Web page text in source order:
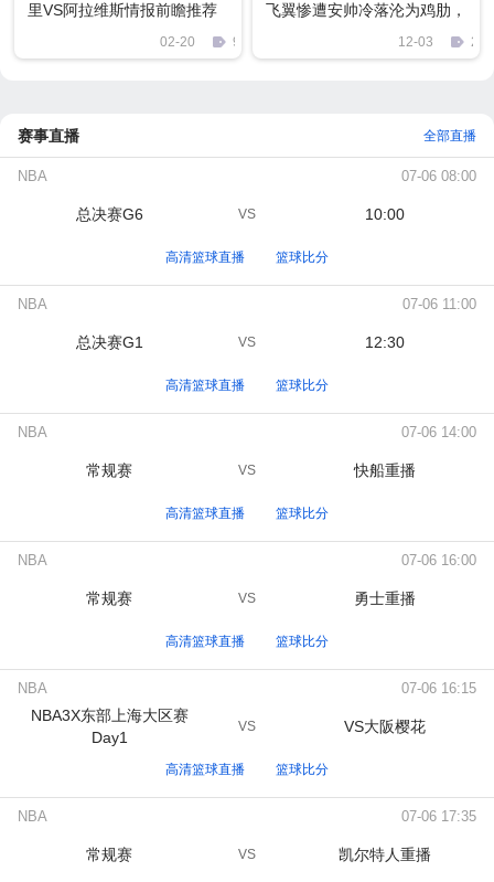
里VS阿拉维斯情报前瞻推荐
02-20 965
飞翼惨遭安帅冷落沦为鸡肋，
12-03
赛事直播 全部直播
NBA 07-06 08:00
总决赛G6 VS 10:00
高清篮球直播 篮球比分
NBA 07-06 11:00
总决赛G1 VS 12:30
高清篮球直播 篮球比分
NBA 07-06 14:00
常规赛 VS 快船重播
高清篮球直播 篮球比分
NBA 07-06 16:00
常规赛 VS 勇士重播
高清篮球直播 篮球比分
NBA 07-06 16:15
NBA3X东部上海大区赛
Day1
VS VS大阪樱花
高清篮球直播 篮球比分
NBA 07-06 17:35
常规赛 VS 凯尔特人重播